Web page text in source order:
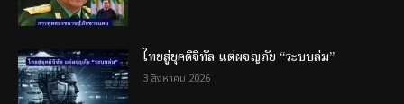
ไทยสู่ยุคดิจิทัล แต่ผจญภัย “ระบบล่ม”
3 สิงหาคม 2026